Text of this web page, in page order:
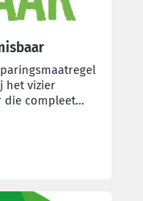
het vizier
die compleet